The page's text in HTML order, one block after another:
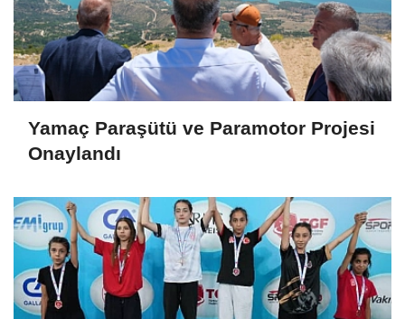
Yamaç Paraşütü ve Paramotor Projesi
Onaylandı